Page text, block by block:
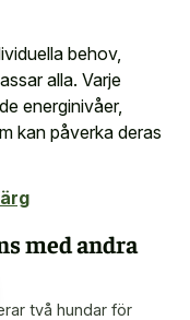
behov,
alla. Varje
energinivåer,
kan påverka deras
med andra
två hundar för